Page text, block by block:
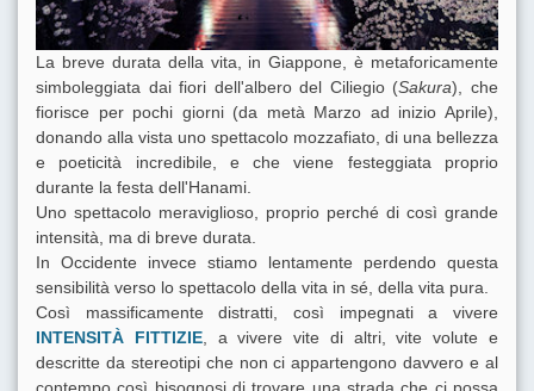
La breve durata della vita, in Giappone, è metaforicamente
simboleggiata dai fiori dell'albero del Ciliegio (Sakura), che
fiorisce per pochi giorni (da metà Marzo ad inizio Aprile),
donando alla vista uno spettacolo mozzafiato, di una bellezza
e poeticità incredibile, e che viene festeggiata proprio
durante la festa dell'Hanami.
Uno spettacolo meraviglioso, proprio perché di così grande
intensità, ma di breve durata.
In Occidente invece stiamo lentamente perdendo questa
sensibilità verso lo spettacolo della vita in sé, della vita pura.
Così massificamente distratti, così impegnati a vivere
INTENSITÀ FITTIZIE, a vivere vite di altri, vite volute e
descritte da stereotipi che non ci appartengono davvero e al